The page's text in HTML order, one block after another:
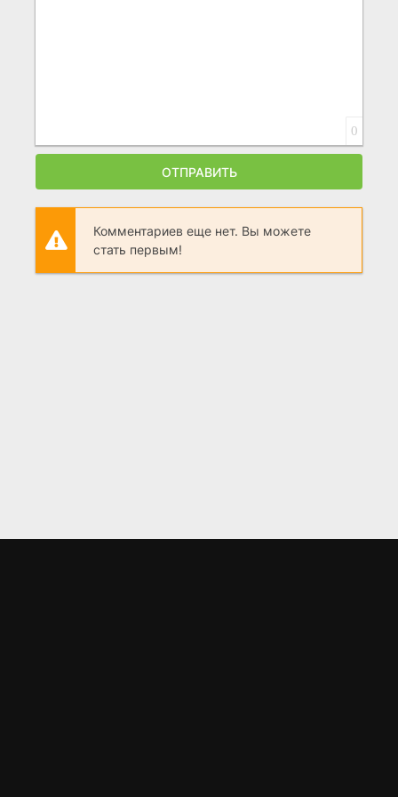
0
ОТПРАВИТЬ
Комментариев еще нет. Вы можете
стать первым!